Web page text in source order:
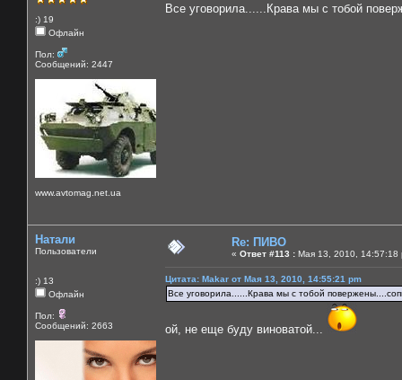
:) 19
Офлайн
Пол:
Сообщений: 2447
www.avtomag.net.ua
Все уговорила......Крава мы с тобой
Натали
Пользователи
:) 13
Офлайн
Пол:
Сообщений: 2663
Re: ПИВО
« Ответ #113 : Мая 13, 2010, 14:57:18
Цитата: Makar от Мая 13, 2010, 14:55:21 pm
Все уговорила......Крава мы с тобой
ой, не еще буду виноватой...